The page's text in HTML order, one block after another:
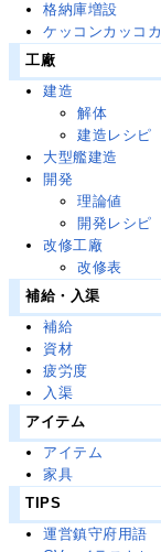
格納庫増設
ケッコンカッコ
工廠
建造
解体
建造レシピ
大型艦建造
開発
理論値
開発レシピ
改修工廠
改修表
補給・入渠
補給
資材
疲労度
入渠
アイテム
アイテム
家具
TIPS
運営鎮守府用語